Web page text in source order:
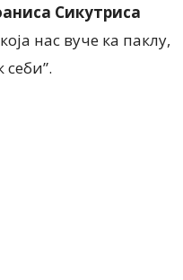
Сикутриса
нас вуче ка паклу,
себи”.